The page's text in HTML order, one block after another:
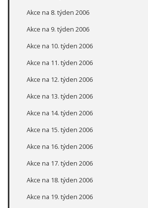
Akce na 8. týden 2006
Akce na 9. týden 2006
Akce na 10. týden 2006
Akce na 11. týden 2006
Akce na 12. týden 2006
Akce na 13. týden 2006
Akce na 14. týden 2006
Akce na 15. týden 2006
Akce na 16. týden 2006
Akce na 17. týden 2006
Akce na 18. týden 2006
Akce na 19. týden 2006